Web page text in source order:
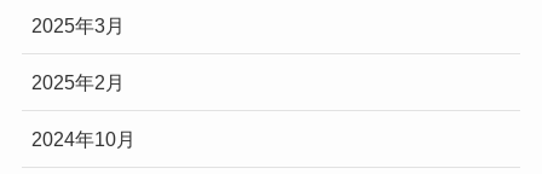
2025年3月
2025年2月
2024年10月